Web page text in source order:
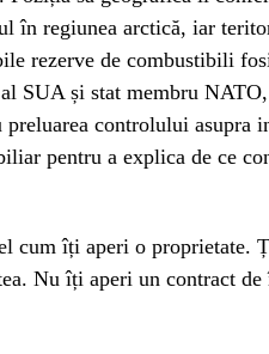
în regiunea arctică, iar
rezerve de combustibili
SUA și stat membru
controlului asupra
pentru a explica de ce
cum îți aperi o proprietate.
Nu îți aperi un contract de